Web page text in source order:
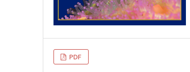
PDF